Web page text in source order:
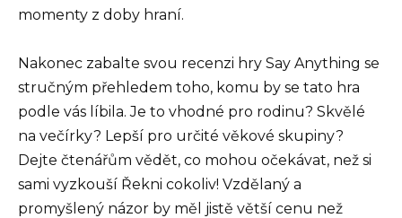
momenty z doby hraní.
Nakonec zabalte svou recenzi hry Say Anything se
stručným přehledem toho, komu by se tato hra
podle vás líbila. Je to vhodné pro rodinu? Skvělé
na večírky? Lepší pro určité věkové skupiny?
Dejte čtenářům vědět, co mohou očekávat, než si
sami vyzkouší Řekni cokoliv! Vzdělaný a
promyšlený názor by měl jistě větší cenu než